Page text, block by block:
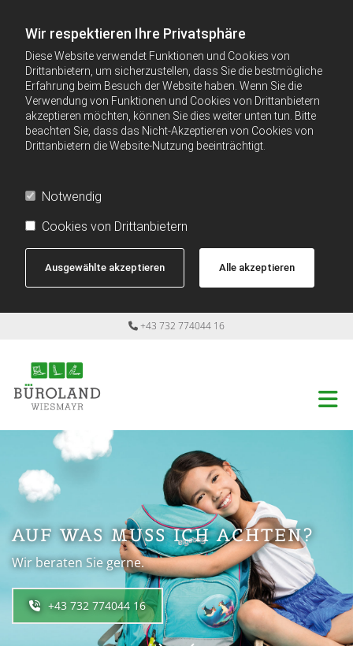
Wir respektieren Ihre Privatsphäre
Diese Website verwendet Funktionen und Cookies von
Drittanbietern, um sicherzustellen, dass Sie die bestmögliche
Erfahrung beim Besuch der Website haben. Wenn Sie die
Verwendung von Funktionen und Cookies von Drittanbietern
akzeptieren möchten, können Sie dies weiter unten tun. Bitte
beachten Sie, dass das Nicht-Akzeptieren von Cookies von
Drittanbietern die Website-Nutzung beeinträchtigt.
Notwendig
Cookies von Drittanbietern
Ausgewählte akzeptieren Alle akzeptieren
 +43 732 774044 16
AUF WAS MUSS ICH ACHTEN?
Wir beraten Sie gerne.
+43 732 774044 16